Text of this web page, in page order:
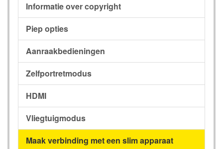
Informatie over copyright
Piep opties
Aanraakbedieningen
Zelfportretmodus
HDMI
Vliegtuigmodus
Maak verbinding met een slim apparaat